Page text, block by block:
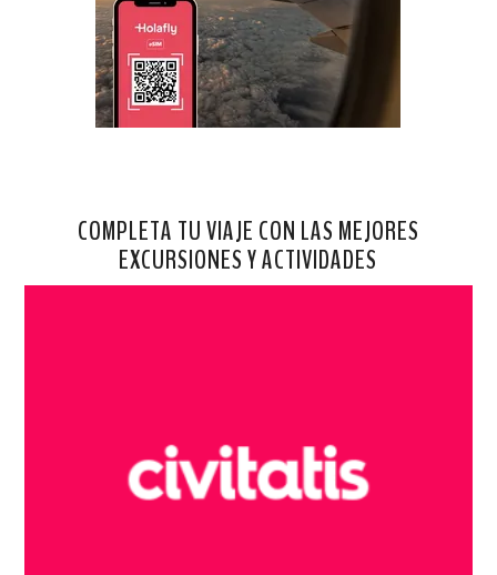
COMPLETA TU VIAJE CON LAS MEJORES
EXCURSIONES Y ACTIVIDADES